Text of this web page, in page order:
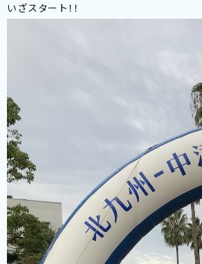
いざスタート！！